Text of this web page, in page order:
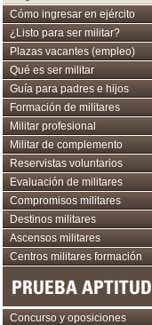
Cómo ingresar en ejército
¿Listo para ser militar?
Plazas vacantes (empleo)
Qué es ser militar
Guía para padres e hijos
Formación de militares
Militar profesional
Militar de complemento
Reservistas voluntarios
Evaluación de militares
Compromisos militares
Destinos militares
Ascensos militares
Centros militares formación
PRUEBA APTITUD
Concurso y oposiciones